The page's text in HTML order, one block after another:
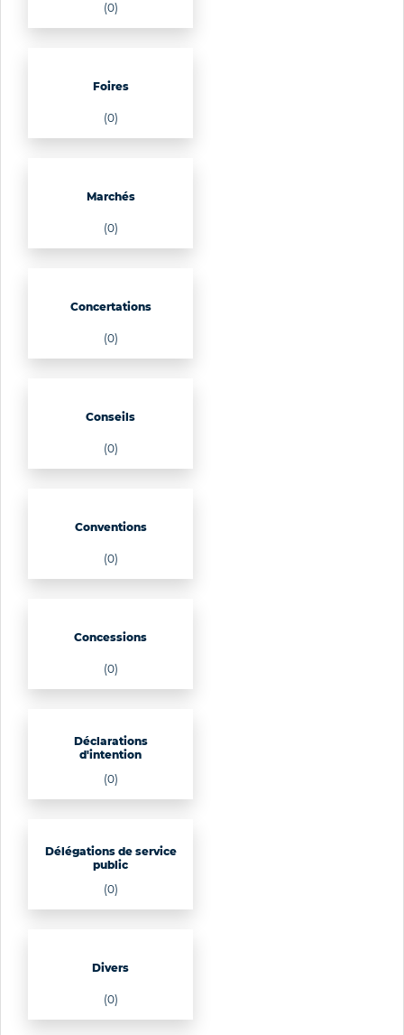
(0)
Foires
(0)
Marchés
(0)
Concertations
(0)
Conseils
(0)
Conventions
(0)
Concessions
(0)
Déclarations
d'intention
(0)
Délégations de service
public
(0)
Divers
(0)